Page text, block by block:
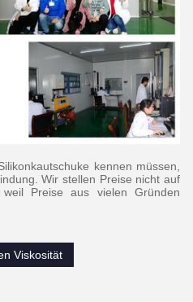
kennen müssen,
Wir stellen Preise nicht auf
Preise aus vielen Gründen
Viskosität